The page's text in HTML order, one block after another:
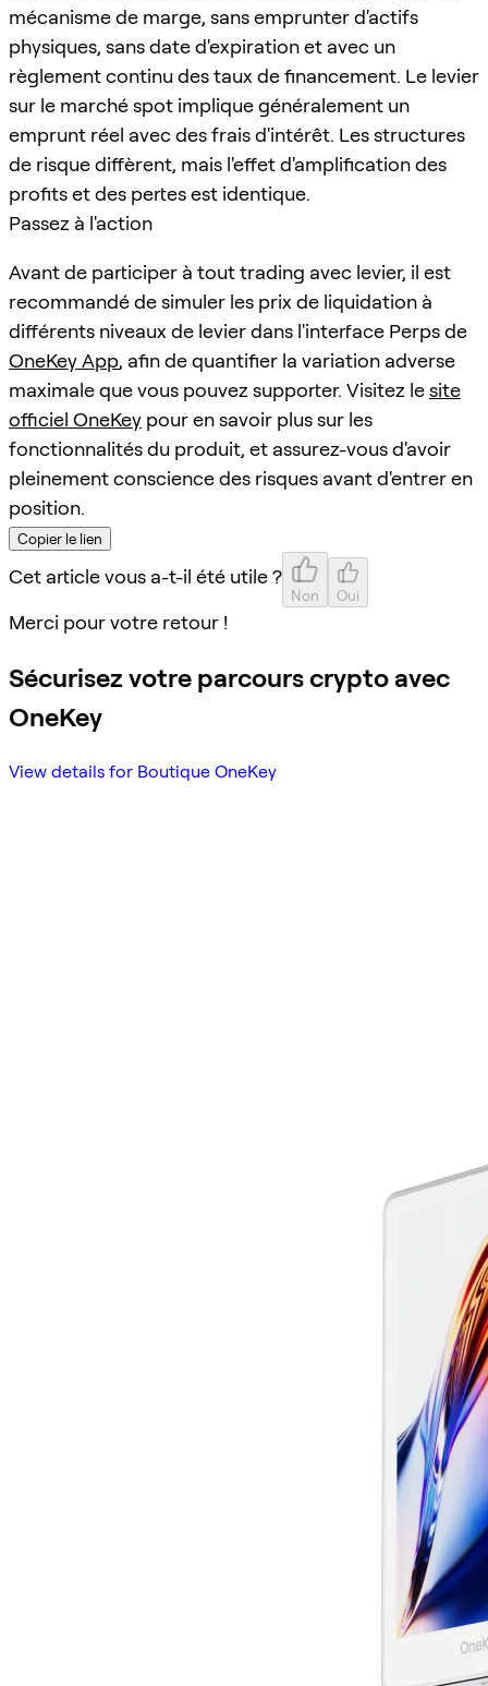
mécanisme de marge, sans emprunter d'actifs
physiques, sans date d'expiration et avec un
règlement continu des taux de financement. Le levier
sur le marché spot implique généralement un
emprunt réel avec des frais d'intérêt. Les structures
de risque diffèrent, mais l'effet d'amplification des
profits et des pertes est identique.
Passez à l'action
Avant de participer à tout trading avec levier, il est
recommandé de simuler les prix de liquidation à
différents niveaux de levier dans l'interface Perps de
OneKey App, afin de quantifier la variation adverse
maximale que vous pouvez supporter. Visitez lesite
officiel OneKey pour en savoir plus sur les
fonctionnalités du produit, et assurez-vous d'avoir
pleinement conscience des risques avant d'entrer en
position.
Copier le lien
Cet article vous a-t-il été utile ?
Non Oui
Merci pour votre retour !
Sécurisez votre parcours crypto avec
OneKey
View details for Boutique OneKey